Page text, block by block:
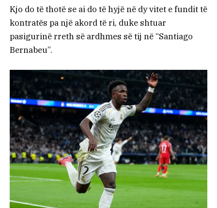
Kjo do të thotë se ai do të hyjë në dy vitet e fundit të
kontratës pa një akord të ri, duke shtuar
pasigurinë rreth së ardhmes së tij në “Santiago
Bernabeu”.